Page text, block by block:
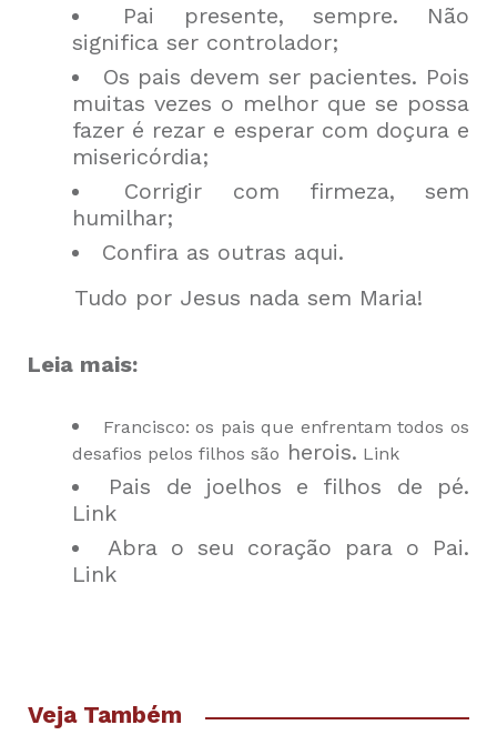
Pai presente, sempre. Não
significa ser controlador;
Os pais devem ser pacientes. Pois
muitas vezes o melhor que se possa
fazer é rezar e esperar com doçura e
misericórdia;
Corrigir com firmeza, sem
humilhar;
Confira as outras aqui.
Tudo por Jesus nada sem Maria!
Leia mais:
Francisco: os pais que enfrentam todos os
desafios pelos filhos são herois. Link
Pais de joelhos e filhos de pé.
Link
Abra o seu coração para o Pai.
Link
Veja Também